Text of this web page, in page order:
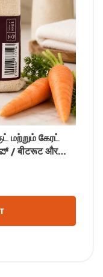
மற்றும் கேரட்
/ बीटरूट और
സോപ്പ്100g